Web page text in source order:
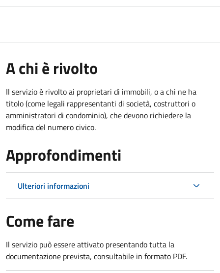
A chi è rivolto
Il servizio è rivolto ai proprietari di immobili, o a chi ne ha
titolo (come legali rappresentanti di società, costruttori o
amministratori di condominio), che devono richiedere la
modifica del numero civico.
Approfondimenti
Ulteriori informazioni
Come fare
Il servizio può essere attivato presentando tutta la
documentazione prevista, consultabile in formato PDF.